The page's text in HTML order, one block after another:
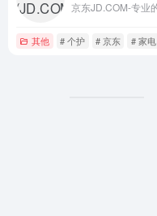
其他 # 个护 # 京东 # 家电